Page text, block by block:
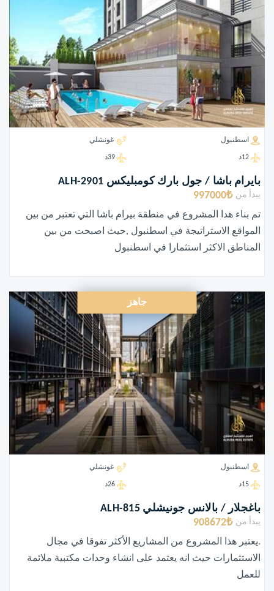
اسطنبول غونشلي
12د 39د
بايرام باشا / جول بارك كومبليكس ALH-2901
يبدأ من 997000₺
تم بناء هدا المشروع في منطقة بيرام باشا التي تعتبر من بين
المواقع الاستراتيجة في اسطنبول ,حيث اصبحت من بين
المناطق الاكثر استثمارا في اسطنبول
جاهز
اسطنبول غونشلي
15د 26د
باغجلار / بالانس جونيشلي ALH-815
يبدأ من 908672₺
.يعتبر هذا المشروع من المشاريع الأكثر تفوقا في مجال
الاستثمارات حيث انه يعتمد على انشاء وحدات مكتبية ملائمة
للعمل